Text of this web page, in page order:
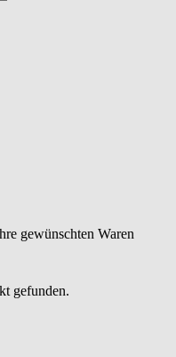
gewünschten Waren
gefunden.